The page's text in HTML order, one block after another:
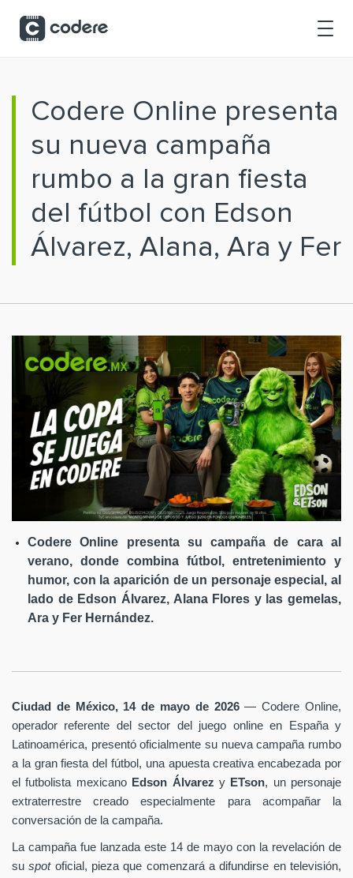
Codere Online presenta
su nueva campaña
rumbo a la gran fiesta
del fútbol con Edson
Álvarez, Alana, Ara y Fer
Codere Online presenta su campaña de cara al
verano, donde combina fútbol, entretenimiento y
humor, con la aparición de un personaje especial, al
lado de Edson Álvarez, Alana Flores y las gemelas,
Ara y Fer Hernández.
Ciudad de México, 14 de mayo de 2026— Codere Online,
operador referente del sector del juego online en España y
Latinoamérica, presentó oficialmente su nueva campaña rumbo
a la gran fiesta del fútbol, una apuesta creativa encabezada por
el futbolista mexicano Edson Álvarez yETson, un personaje
extraterrestre creado especialmente para acompañar la
conversación de la campaña.
La campaña fue lanzada este 14 de mayo con la revelación de
suspot oficial, pieza que comenzará a difundirse en televisión,